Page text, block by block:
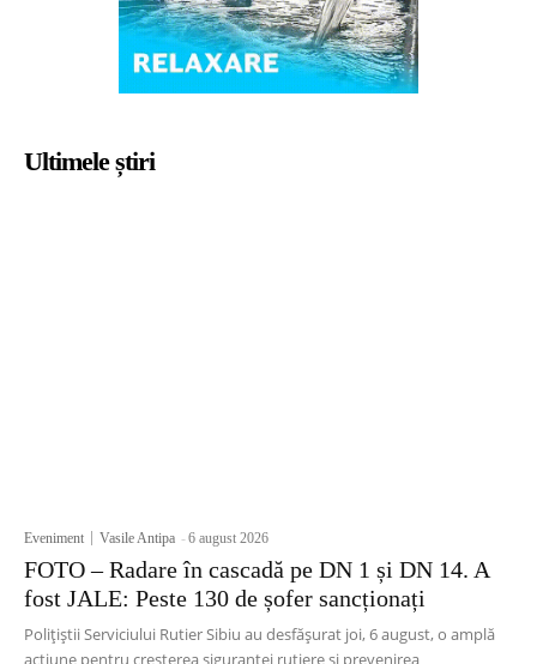
Ultimele știri
Eveniment Vasile Antipa -6 august 2026
FOTO – Radare în cascadă pe DN 1 și DN 14. A
fost JALE: Peste 130 de șofer sancționați
Polițiștii Serviciului Rutier Sibiu au desfășurat joi, 6 august, o amplă
acțiune pentru creșterea siguranței rutiere și prevenirea